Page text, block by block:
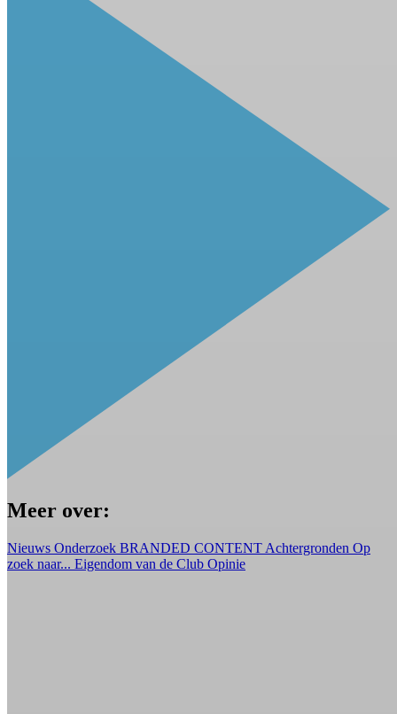
Meer over:
Nieuws Onderzoek BRANDED CONTENT Achtergronden Op
zoek naar... Eigendom van de Club Opinie